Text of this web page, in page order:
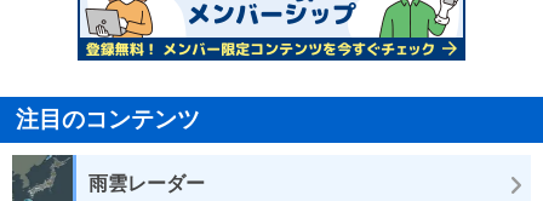
注目のコンテンツ
雨雲レーダー